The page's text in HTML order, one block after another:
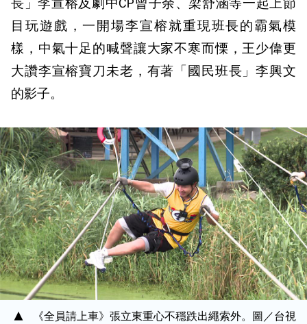
長」李宣榕及劇中CP曾子余、梁舒涵等一起上節
目玩遊戲，一開場李宣榕就重現班長的霸氣模
樣，中氣十足的喊聲讓大家不寒而慄，王少偉更
大讚李宣榕寶刀未老，有著「國民班長」李興文
的影子。
《全員請上車》張立東重心不穩跌出繩索外。圖／台視